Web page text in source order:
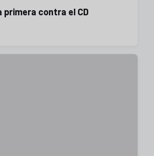
primera contra el CD